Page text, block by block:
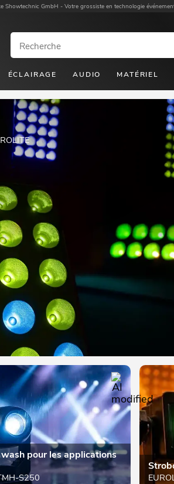
Showtechnic GmbH - Votre grossiste en technologie
ÉCLAIRAGE AUDIO MATÉRIEL
pour les applications
S250